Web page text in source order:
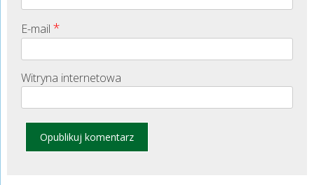
E-mail *
Witryna internetowa